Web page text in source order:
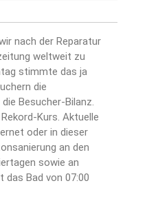
nach der Reparatur
weltweit zu
stimmte das ja
die
Besucher-Bilanz.
Kurs. Aktuelle
oder in dieser
an den
sowie an
das Bad von 07:00